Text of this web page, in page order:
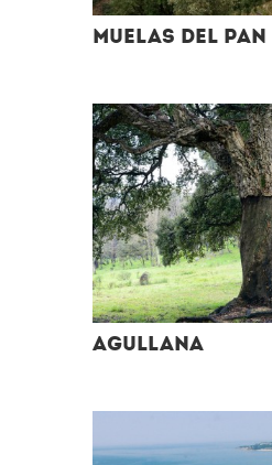
Muelas del Pan
Agullana